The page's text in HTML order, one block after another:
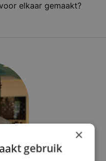
elkaar gemaakt?
×
gebruik